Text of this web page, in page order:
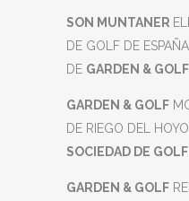
SON MUNTANER
DE GOLF DE
DE GARDEN & GOLF
GARDEN & GOLF
DE RIEGO DEL
SOCIEDAD DE
GARDEN & GOLF